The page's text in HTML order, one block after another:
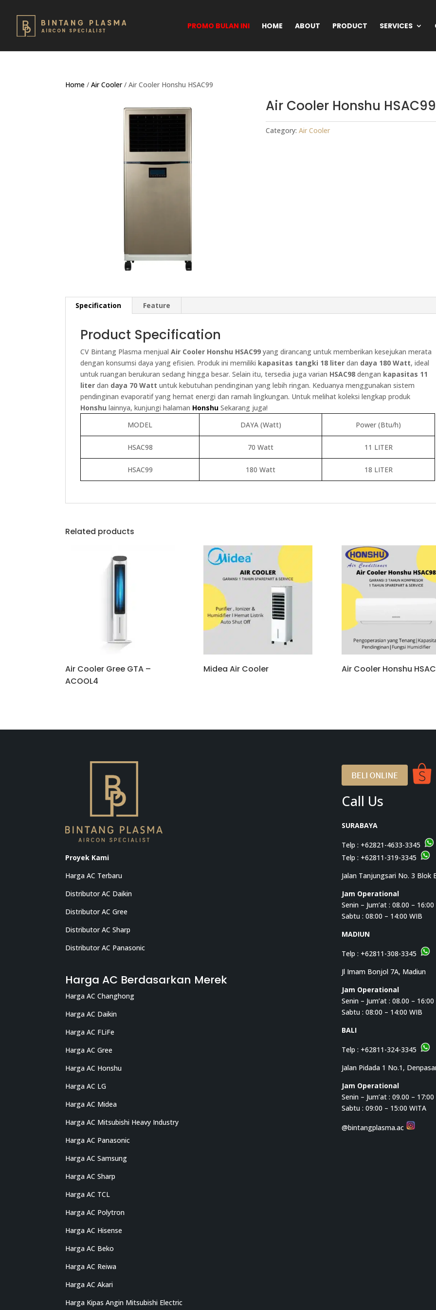
PROMO BULAN INI HOME ABOUT PRODUCT SERVICES
Home /Air Cooler/ Air Cooler Honshu HSAC99
Air Cooler Honshu HSAC99
Category:Air Cooler
Specification Feature
Product Specification
CV Bintang Plasma menjualAir Cooler Honshu HSAC99 yang dirancang untuk memberikan kesejukan merata
dengan konsumsi daya yang efisien. Produk ini memiliki kapasitas tangki 18 liter dan daya 180 Watt, ideal
untuk ruangan berukuran sedang hingga besar. Selain itu, tersedia juga varian HSAC98 dengan kapasitas 11
liter dan daya 70 Watt untuk kebutuhan pendinginan yang lebih ringan. Keduanya menggunakan sistem
pendinginan evaporatif yang hemat energi dan ramah lingkungan. Untuk melihat koleksi lengkap produk
Honshu lainnya, kunjungi halaman Honshu Sekarang juga!
MODEL
DAYA (Watt) Power (Btu/h)
HSAC98 70 Watt 11 LITER
HSAC99 180 Watt 18 LITER
Related products
Air Cooler Gree GTA –
ACOOL4
Midea Air Cooler Air Cooler Honshu
Proyek Kami
Harga AC Terbaru
Distributor AC Daikin
Distributor AC Gree
Distributor AC Sharp
Distributor AC Panasonic
Harga AC Berdasarkan Merek
Harga AC Changhong
Harga AC Daikin
Harga AC FLiFe
Harga AC Gree
Harga AC Honshu
Harga AC LG
Harga AC Midea
Harga AC Mitsubishi Heavy Industry
Harga AC Panasonic
Harga AC Samsung
Harga AC Sharp
Harga AC TCL
Harga AC Polytron
Harga AC Hisense
Harga AC Beko
Harga AC Reiwa
Harga AC Akari
Harga Kipas Angin Mitsubishi Electric
Call Us
SURABAYA
Telp : +62821-4633-3345
Telp : +62811-319-3345
Jalan Tanjungsari No. 3 Blok
Jam Operational
Senin – Jum’at : 08.00 –
Sabtu : 08:00 – 14:00 WIB
MADIUN
Telp : +62811-308-3345
Jl Imam Bonjol 7A, Madiun
Jam Operational
Senin – Jum’at : 08.00 –
Sabtu : 08:00 – 14:00 WIB
BALI
Telp : +62811-324-3345
Jalan Pidada 1 No.1,
Jam Operational
Senin – Jum’at : 09.00 –
Sabtu : 09:00 – 15:00 WITA
@bintangplasma.ac